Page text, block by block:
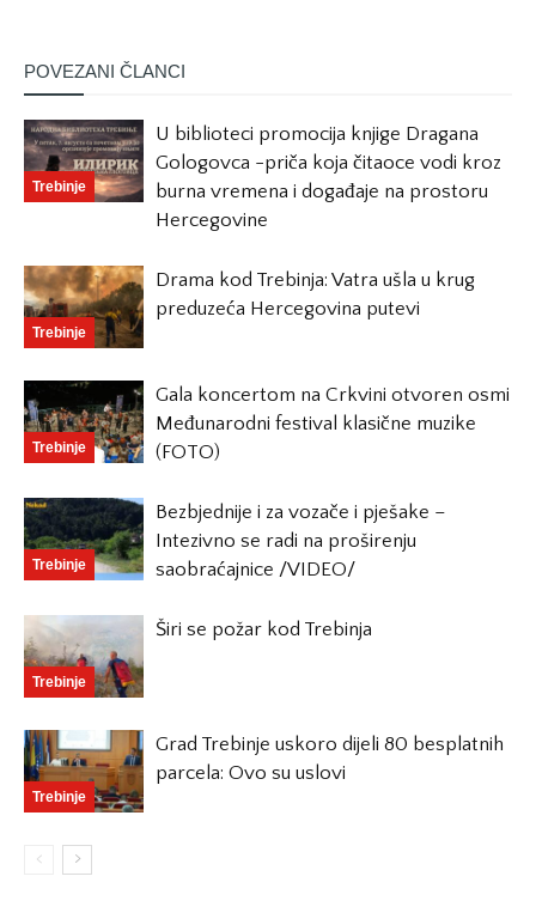
POVEZANI ČLANCI
Trebinje
U biblioteci promocija knjige Dragana
Gologovca -priča koja čitaoce vodi kroz
burna vremena i događaje na prostoru
Hercegovine
Trebinje
Drama kod Trebinja: Vatra ušla u krug
preduzeća Hercegovina putevi
Trebinje
Gala koncertom na Crkvini otvoren osmi
Međunarodni festival klasične muzike
(FOTO)
Trebinje
Bezbjednije i za vozače i pješake –
Intezivno se radi na proširenju
saobraćajnice /VIDEO/
Trebinje
Širi se požar kod Trebinja
Trebinje
Grad Trebinje uskoro dijeli 80 besplatnih
parcela: Ovo su uslovi